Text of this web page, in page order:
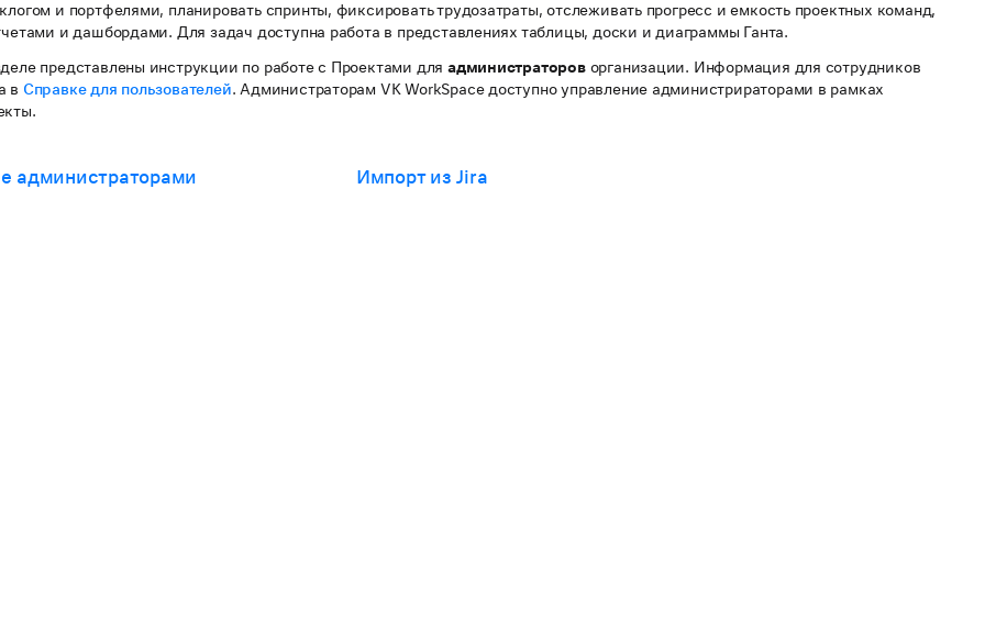
и портфелями, планировать спринты, фиксировать трудозатраты, отслеживать прогресс и емкость проектных команд,
и дашбордами. Для задач доступна работа в представлениях таблицы, доски и диаграммы Ганта.
представлены инструкции по работе с Проектами для администратороворганизации. Информация для сотрудников
в Справке для пользователей. Администраторам VK WorkSpace доступно управление администрираторами в рамках
администраторами Импорт из Jira